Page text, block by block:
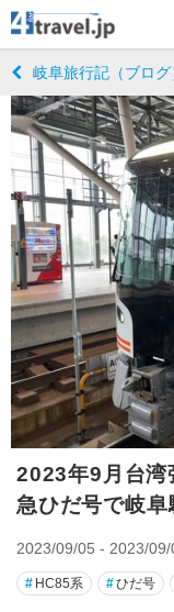
岐阜旅行記（ブロ
2023年9月台湾
急ひだ号で岐阜
2023/09/05 - 2023/09/
# HC85系 #ひだ号